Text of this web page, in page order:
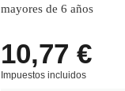
mayores de 6 años
10,77 €
Impuestos incluidos